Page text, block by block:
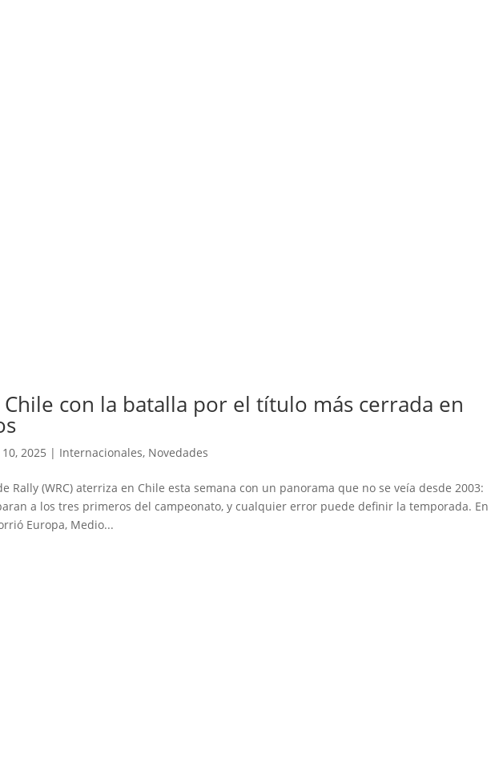
Chile con la batalla por el título más cerrada en
2025 | Internacionales, Novedades
Rally (WRC) aterriza en Chile esta semana con un panorama que no se veía desde 2003:
a los tres primeros del campeonato, y cualquier error puede definir la temporada. En
Europa, Medio...